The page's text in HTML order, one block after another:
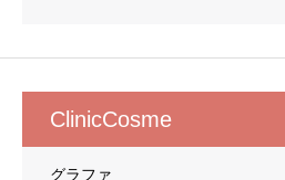
ClinicCosme
グラファ